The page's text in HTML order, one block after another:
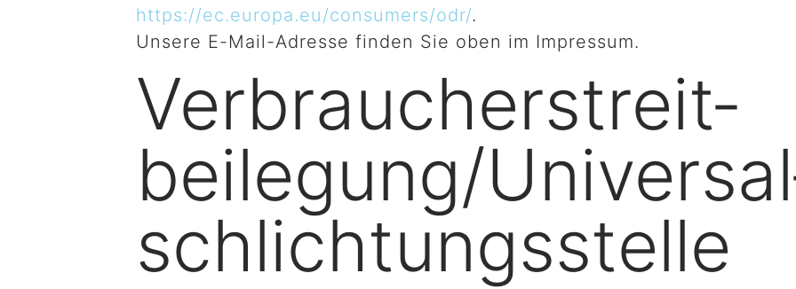
https://ec.europa.eu/consumers/odr/.
Unsere E-Mail-Adresse finden Sie oben im Impressum.
Verbraucher­streit­
beilegung/
schlichtungs­stelle